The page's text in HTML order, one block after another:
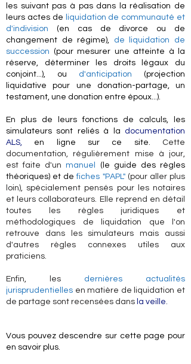
les suivant pas à pas dans la réalisation de
leurs actes de liquidation de communauté et
d'indivision (en cas de divorce ou de
changement de régime), de liquidation de
succession (pour mesurer une atteinte à la
réserve, déterminer les droits légaux du
conjoint...), ou d'anticipation (projection
liquidative pour une donation-partage, un
testament, une donation entre époux...).
En plus de leurs fonctions de calculs, les
simulateurs sont reliés à la documentation
ALS, en ligne sur ce site. Cette
documentation, régulièrement mise à jour,
est faite d'unmanuel
(le guide des règles
théoriques) et defiches "PAPL"(pour aller plus
loin), spécialement pensés pour les notaires
et leurs collaborateurs. Elle reprend en détail
toutes les règles juridiques et
méthodologiques de liquidation que l'on
retrouve dans les simulateurs mais aussi
d'autres règles connexes utiles aux
praticiens.
Enfin, les dernières actualités
jurisprudentielles en matière de liquidation et
de partage sont recensées dans la veille.
Vous pouvez descendre sur cette page pour
en savoir plus.